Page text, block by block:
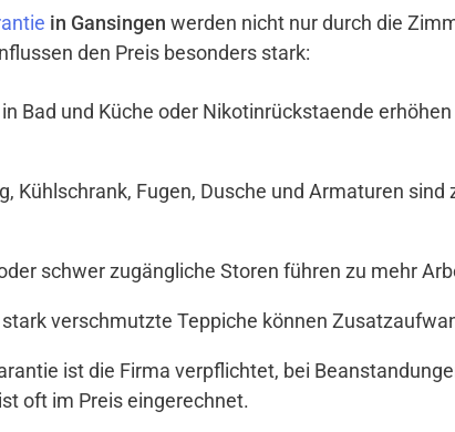
in Gansingen werden nicht nur durch die
den Preis besonders stark:
Bad und Küche oder Nikotinrückstaende
Kühlschrank, Fugen, Dusche und Armaturen
schwer zugängliche Storen führen zu mehr
verschmutzte Teppiche können
ist die Firma verpflichtet, bei
oft im Preis eingerechnet.